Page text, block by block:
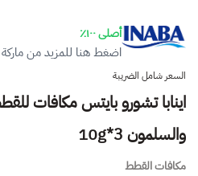
أصلى ١٠٠٪
اضغط هنا للمزيد من ماركة
السعر شامل الضريبة
اينابا تشورو بايتس مكافات
والسلمون 10g*3
مكافات القطط